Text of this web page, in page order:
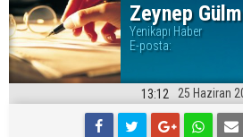
Zeynep
Yenikapı Haber
E-posta:
13:12 25 Haziran